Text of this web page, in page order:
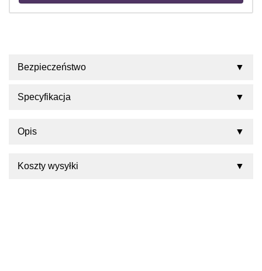
Bezpieczeństwo
Specyfikacja
Opis
Koszty wysyłki